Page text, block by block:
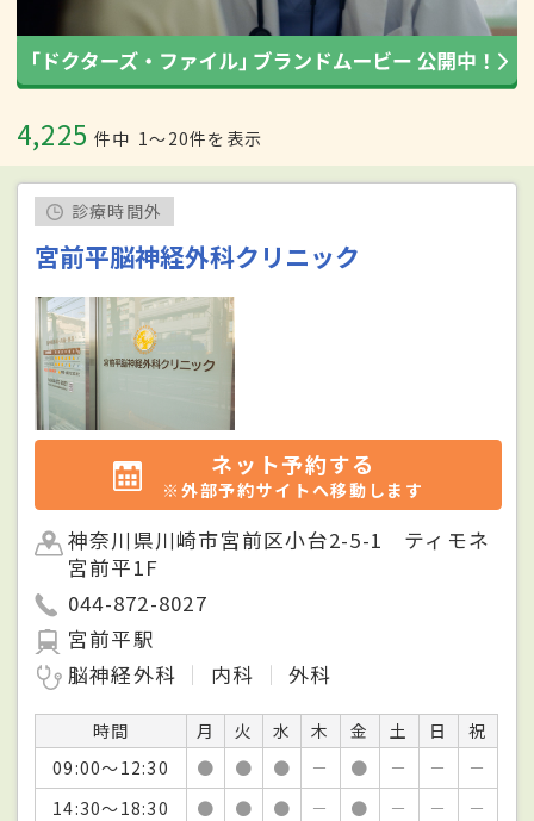
4,225 件中 1〜20件を表示
診療時間外
宮前平脳神経外科クリニック
ネット予約する
※外部予約サイトへ移動します
神奈川県川崎市宮前区小台2-5-1 ティモネ
宮前平1F
044-872-8027
宮前平駅
脳神経外科
内科 外科
時間 月 火 水 木 金 土 日
祝
09:00～12:30
● ● ● － ● － －
－
14:30～18:30
● ● ● － ● － －
－